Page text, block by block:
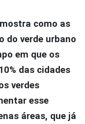
como as
do verde urbano
em que os
das cidades
verdes
esse
áreas, que já